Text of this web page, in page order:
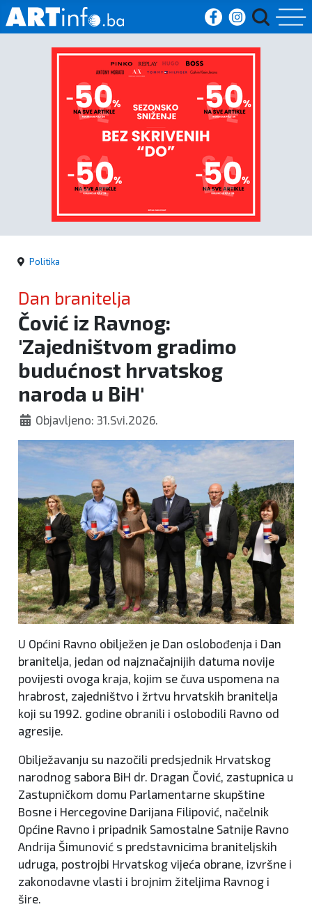
Početna
Vijesti
Kultura
Crna
kronika
Politika
Zanimljivosti
Politika
Dan branitelja
Čović iz Ravnog:
'Zajedništvom gradimo
budućnost hrvatskog
naroda u BiH'
Objavljeno: 31.Svi.2026.
U Općini Ravno obilježen je Dan oslobođenja i Dan
branitelja, jedan od najznačajnijih datuma novije
povijesti ovoga kraja, kojim se čuva uspomena na
hrabrost, zajedništvo i žrtvu hrvatskih branitelja
koji su 1992. godine obranili i oslobodili Ravno od
agresije.
Obilježavanju su nazočili predsjednik Hrvatskog
narodnog sabora BiH dr. Dragan Čović, zastupnica u
Zastupničkom domu Parlamentarne skupštine
Bosne i Hercegovine Darijana Filipović, načelnik
Općine Ravno i pripadnik Samostalne Satnije Ravno
Andrija Šimunović s predstavnicima braniteljskih
udruga, postrojbi Hrvatskog vijeća obrane, izvršne i
zakonodavne vlasti i brojnim žiteljima Ravnog i
šire.